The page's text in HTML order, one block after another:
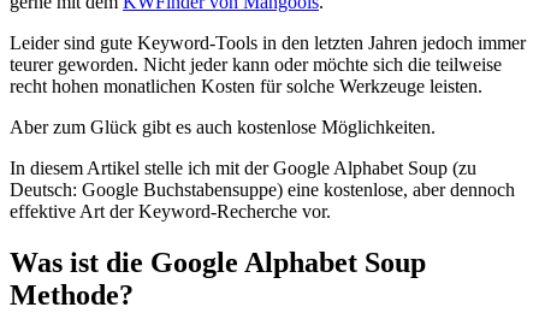
Leider sind gute Keyword-Tools in den letzten Jahren jedoch immer
teurer geworden. Nicht jeder kann oder möchte sich die teilweise
recht hohen monatlichen Kosten für solche Werkzeuge leisten.
Aber zum Glück gibt es auch kostenlose Möglichkeiten.
In diesem Artikel stelle ich mit der Google Alphabet Soup (zu
Deutsch: Google Buchstabensuppe) eine kostenlose, aber dennoch
effektive Art der Keyword-Recherche vor.
Was ist die Google Alphabet Soup
Methode?